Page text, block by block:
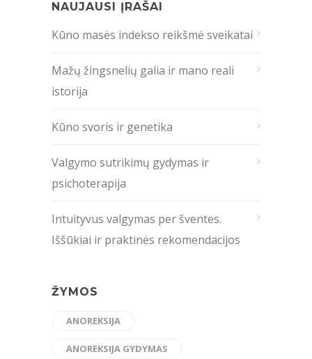
NAUJAUSI ĮRAŠAI
Kūno masės indekso reikšmė sveikatai
Mažų žingsnelių galia ir mano reali
istorija
Kūno svoris ir genetika
Valgymo sutrikimų gydymas ir
psichoterapija
Intuityvus valgymas per šventes.
Iššūkiai ir praktinės rekomendacijos
ŽYMOS
ANOREKSIJA
ANOREKSIJA GYDYMAS